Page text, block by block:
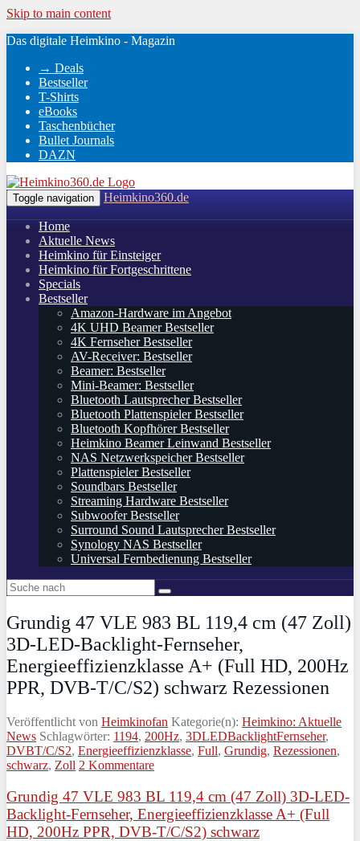
Skip to main content
Das digitale Heimkino - Magazin
→ Deals
Bestseller
T-Shirts
eBooks
Taschenbücher
Bullet Journals
DAZN
Toggle navigation Heimkino360.de
Home
Aktuelle News
Heimkino für Einsteiger
Heimkino für Fortgeschrittene
Specials
Bestseller
Amazon-Hardware im Angebot
4K UHD Beamer Bestseller
4K Fernseher Bestseller
AV-Receiver: Bestseller
Beamer: Bestseller
Mini-Beamer: Bestseller
Bluetooth Lautsprecher Bestseller
Bluetooth Plattenspieler Bestseller
Bluetooth Kopfhörer Bestseller
Heimkino Beamer Leinwand Bestseller
NAS Netzwerkspeicher Bestseller
Plattenspieler Bestseller
Soundbars Bestseller
Streaming Hardware Bestseller
Subwoofer Bestseller
Surround Sound Lautsprecher Bestseller
Synology NAS Bestseller
Universal Fernbedienung Bestseller
Grundig 47 VLE 983 BL 119,4 cm (47 Zoll)
3D-LED-Backlight-Fernseher,
Energieeffizienzklasse A+ (Full HD, 200Hz
PPR, DVB-T/C/S2) schwarz Rezessionen
Veröffentlicht von Heimkinofan Kategorie(n): Heimkino: Aktuelle
News Schlagwörter: 1194, 200Hz, 3DLEDBacklightFernseher,
DVBT/C/S2, Energieeffizienzklasse, Full, Grundig, Rezessionen,
schwarz, Zoll 2 Kommentare
Grundig 47 VLE 983 BL 119,4 cm (47 Zoll) 3D-LED-
Backlight-Fernseher, Energieeffizienzklasse A+ (Full
HD, 200Hz PPR, DVB-T/C/S2) schwarz